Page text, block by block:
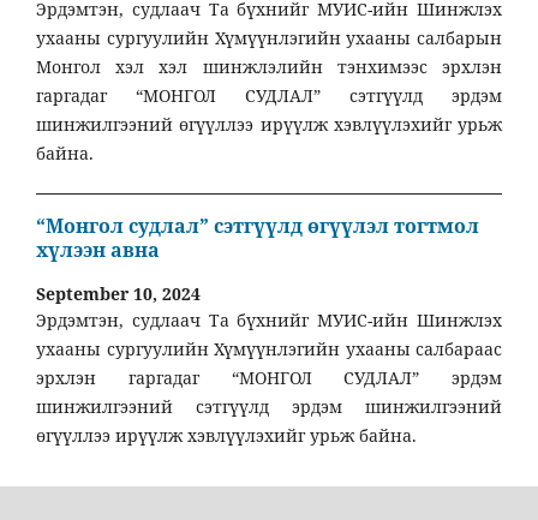
Эрдэмтэн, судлаач Та бүхнийг МУИС-ийн Шинжлэх
ухааны сургуулийн Хүмүүнлэгийн ухааны салбарын
Монгол хэл хэл шинжлэлийн тэнхимээс эрхлэн
гаргадаг “МОНГОЛ СУДЛАЛ” сэтгүүлд эрдэм
шинжилгээний өгүүллээ ирүүлж хэвлүүлэхийг урьж
байна.
“Монгол судлал” сэтгүүлд өгүүлэл тогтмол
хүлээн авна
September 10, 2024
Эрдэмтэн, судлаач Та бүхнийг МУИС-ийн Шинжлэх
ухааны сургуулийн Хүмүүнлэгийн ухааны салбараас
эрхлэн гаргадаг “МОНГОЛ СУДЛАЛ” эрдэм
шинжилгээний сэтгүүлд эрдэм шинжилгээний
өгүүллээ ирүүлж хэвлүүлэхийг урьж байна.